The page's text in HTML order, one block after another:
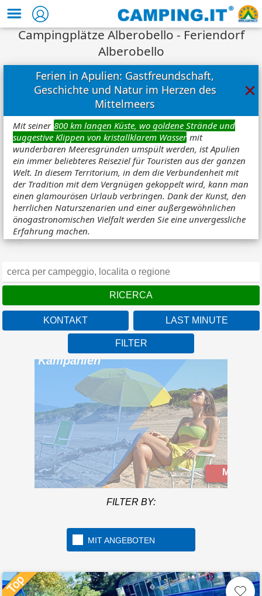
Campingplätze Alberobello - Feriendorf
Alberobello
Ferien in Apulien: Gastfreundschaft,
Geschichte und Natur im Herzen des
Mittelmeers
×
Mit seiner 800 km langen Küste, wo goldene Strände und
suggestive Klippen von kristallklarem Wasser mit
wunderbaren Meeresgründen umspült werden, ist Apulien
ein immer beliebteres Reiseziel für Touristen aus der ganzen
Welt. In diesem Territorium, in dem die Verbundenheit mit
der Tradition mit dem Vergnügen gekoppelt wird, kann man
einen glamourösen Urlaub verbringen. Dank der Kunst, den
herrlichen Naturszenarien und einer außergewöhnlichen
önogastronomischen Vielfalt werden Sie eine unvergessliche
Erfahrung machen.
KONTAKT LAST MINUTE
FILTER
Camping Baia Domizia
Kampanien
Mit einer Meeresfront von
über 1km inmitten des
wunderbaren Rahmen von
Mehr info
FILTER BY:
MIT ANGEBOTEN